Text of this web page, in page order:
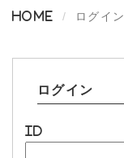
Home ログイン
ログイン
ID